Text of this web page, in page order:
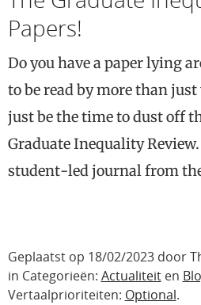
Papers!
Do you have a paper lying
to be read by more than
just be the time to dust off
Graduate Inequality
student-led journal from
Geplaatst op 18/02/2023 door
in Categorieën: Actualiteiten
Vertaalprioriteiten: Optional.